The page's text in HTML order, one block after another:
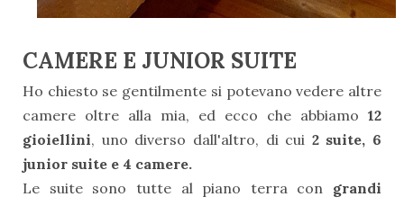
CAMERE E JUNIOR SUITE
Ho chiesto se gentilmente si potevano vedere altre
camere oltre alla mia, ed ecco che abbiamo 12
gioiellini, uno diverso dall'altro, di cui 2 suite, 6
junior suite e 4 camere.
Le suite sono tutte al piano terra con grandi